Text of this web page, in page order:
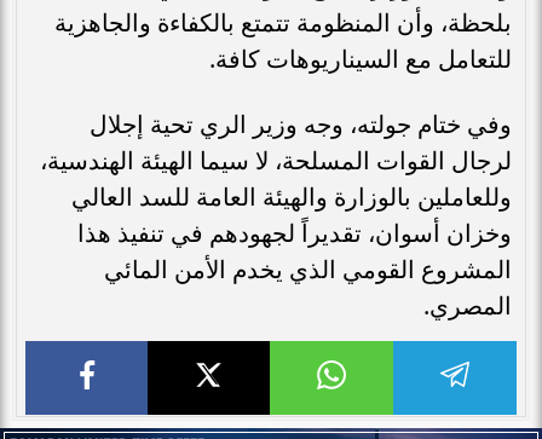
بلحظة، وأن المنظومة تتمتع بالكفاءة والجاهزية
للتعامل مع السيناريوهات كافة.
وفي ختام جولته، وجه وزير الري تحية إجلال
لرجال القوات المسلحة، لا سيما الهيئة الهندسية،
وللعاملين بالوزارة والهيئة العامة للسد العالي
وخزان أسوان، تقديراً لجهودهم في تنفيذ هذا
المشروع القومي الذي يخدم الأمن المائي
المصري.